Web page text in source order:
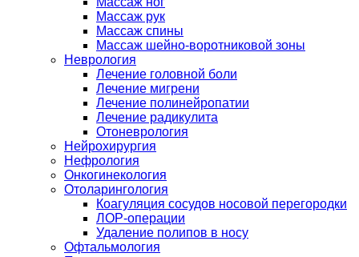
Массаж рук
Массаж спины
Массаж шейно-воротниковой зоны
Неврология
Лечение головной боли
Лечение мигрени
Лечение полинейропатии
Лечение радикулита
Отоневрология
Нейрохирургия
Нефрология
Онкогинекология
Отоларингология
Коагуляция сосудов носовой перегородки
ЛОР-операции
Удаление полипов в носу
Офтальмология